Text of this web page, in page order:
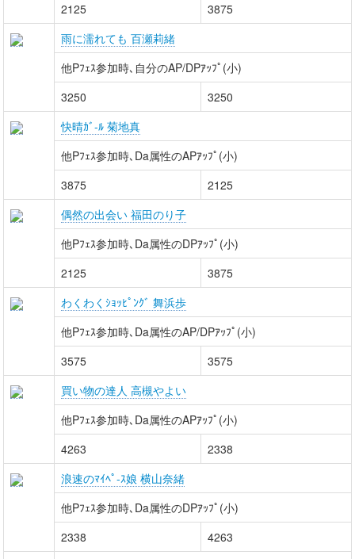
2125
3875
雨に濡れても 百瀬莉緒
他Pﾌｪｽ参加時､自分のAP/DPｱｯﾌﾟ(小)
3250
3250
快晴ｶﾞ-ﾙ 菊地真
他Pﾌｪｽ参加時､Da属性のAPｱｯﾌﾟ(小)
3875
2125
偶然の出会い 福田のり子
他Pﾌｪｽ参加時､Da属性のDPｱｯﾌﾟ(小)
2125
3875
わくわくｼｮｯﾋﾟﾝｸﾞ 舞浜歩
他Pﾌｪｽ参加時､Da属性のAP/DPｱｯﾌﾟ(小)
3575
3575
買い物の達人 高槻やよい
他Pﾌｪｽ参加時､Da属性のAPｱｯﾌﾟ(小)
4263
2338
浪速のﾏｲﾍﾟ-ｽ娘 横山奈緒
他Pﾌｪｽ参加時､Da属性のDPｱｯﾌﾟ(小)
2338
4263